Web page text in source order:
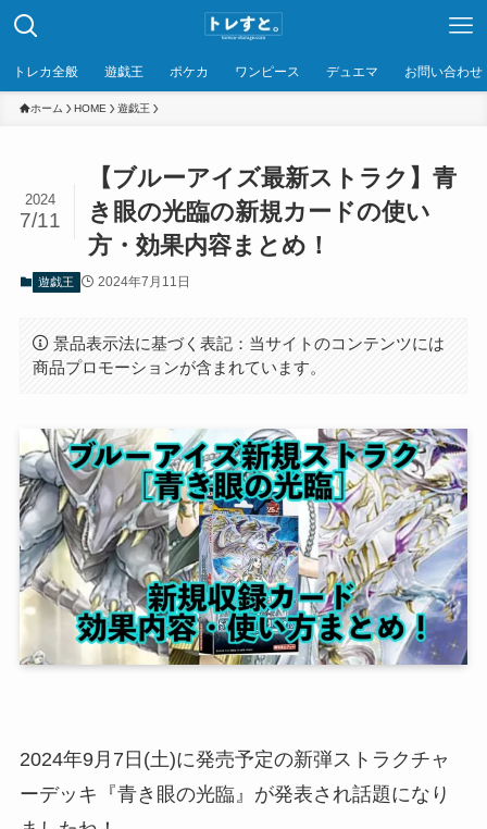
トレカ全般 遊戯王 ポケカ ワンピース デュエマ お問い合わせ
ホーム HOME 遊戯王
【ブルーアイズ最新ストラク】青
き眼の光臨の新規カードの使い
方・効果内容まとめ！
2024
7/11
遊戯王 2024年7月11日
景品表示法に基づく表記：当サイトのコンテンツには
商品プロモーションが含まれています。
2024年9月7日(土)に発売予定の新弾ストラクチャ
ーデッキ『青き眼の光臨』が発表され話題になり